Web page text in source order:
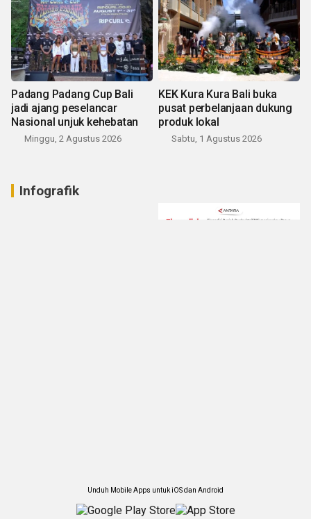
Padang Padang Cup Bali
jadi ajang peselancar
Nasional unjuk kehebatan
Minggu, 2 Agustus 2026
KEK Kura Kura Bali buka
pusat perbelanjaan dukung
produk lokal
Sabtu, 1 Agustus 2026
Infografik
Unduh Mobile Apps untuk iOS dan Android